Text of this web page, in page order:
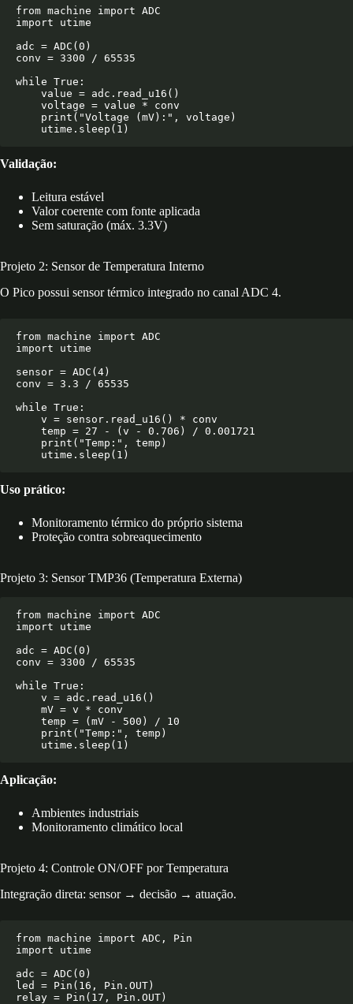
from machine import ADC
import utime
adc = ADC(0)
conv = 3300 / 65535
while True:
Validação:
Leitura estável
Valor coerente com fonte aplicada
Sem saturação (máx. 3.3V)
Projeto 2: Sensor de Temperatura Interno
O Pico possui sensor térmico integrado no canal ADC 4.
from machine import ADC
import utime
sensor = ADC(4)
conv = 3.3 / 65535
while True:
Uso prático:
Monitoramento térmico do próprio sistema
Proteção contra sobreaquecimento
Projeto 3: Sensor TMP36 (Temperatura Externa)
from machine import ADC
import utime
adc = ADC(0)
conv = 3300 / 65535
while True:
Aplicação:
Ambientes industriais
Monitoramento climático local
Projeto 4: Controle ON/OFF por Temperatura
Integração direta: sensor → decisão → atuação.
from machine import ADC, Pin
import utime
adc = ADC(0)
led = Pin(16, Pin.OUT)
relay = Pin(17, Pin.OUT)